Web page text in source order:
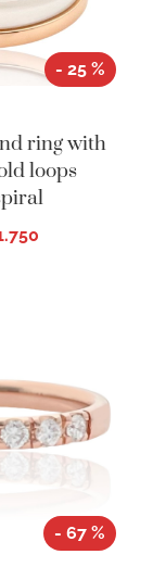
- 25 %
ring with
loops
- 67 %